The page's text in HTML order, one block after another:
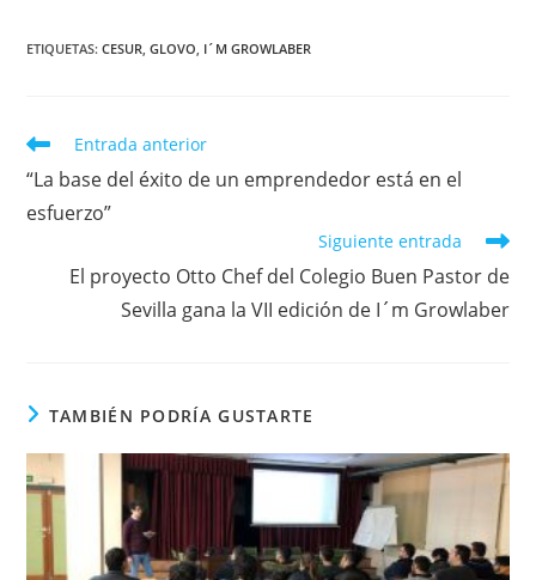
ETIQUETAS:CESUR, GLOVO, I´M GROWLABER
Leer
artículos
Entrada anterior
“La base del éxito de un emprendedor está en el
esfuerzo”
Siguiente entrada
El proyecto Otto Chef del Colegio Buen Pastor de
Sevilla gana la VII edición de I´m Growlaber
TAMBIÉN PODRÍA GUSTARTE